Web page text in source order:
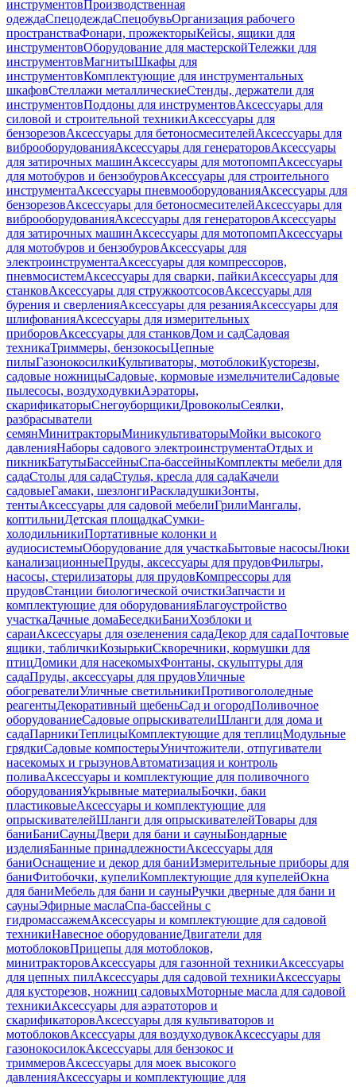
инструментовПроизводственная
одеждаСпецодеждаСпецобувьОрганизация рабочего
пространстваФонари, прожекторыКейсы, ящики для
инструментовОборудование для мастерскойТележки для
инструментовМагнитыШкафы для
инструментовКомплектующие для инструментальных
шкафовСтеллажи металлическиеСтенды, держатели для
инструментовПоддоны для инструментовАксессуары для
силовой и строительной техникиАксессуары для
бензорезовАксессуары для бетоносмесителейАксессуары для
виброоборудованияАксессуары для генераторовАксессуары
для затирочных машинАксессуары для мотопомпАксессуары
для мотобуров и бензобуровАксессуары для строительного
инструментаАксессуары пневмооборудованияАксессуары для
бензорезовАксессуары для бетоносмесителейАксессуары для
виброоборудованияАксессуары для генераторовАксессуары
для затирочных машинАксессуары для мотопомпАксессуары
для мотобуров и бензобуровАксессуары для
электроинструментаАксессуары для компрессоров,
пневмосистемАксессуары для сварки, пайкиАксессуары для
станковАксессуары для стружкоотсосовАксессуары для
бурения и сверленияАксессуары для резанияАксессуары для
шлифованияАксессуары для измерительных
приборовАксессуары для станковДом и садСадовая
техникаТриммеры, бензокосыЦепные
пилыГазонокосилкиКультиваторы, мотоблокиКусторезы,
садовые ножницыСадовые, кормовые измельчителиСадовые
пылесосы, воздуходувкиАэраторы,
скарификаторыСнегоуборщикиДровоколыСеялки,
разбрасыватели
семянМинитракторыМиникультиваторыМойки высокого
давленияНаборы садового электроинструментаОтдых и
пикникБатутыБассейныСпа-бассейныКомплекты мебели для
садаСтолы для садаСтулья, кресла для садаКачели
садовыеГамаки, шезлонгиРаскладушкиЗонты,
тентыАксессуары для садовой мебелиГрилиМангалы,
коптильниДетская площадкаСумки-
холодильникиПортативные колонки и
аудиосистемыОборудование для участкаБытовые насосыЛюки
канализационныеПруды, аксессуары для прудовФильтры,
насосы, стерилизаторы для прудовКомпрессоры для
прудовСтанции биологической очисткиЗапчасти и
комплектующие для оборудованияБлагоустройство
участкаДачные домаБеседкиБаниХозблоки и
сараиАксессуары для озеленения садаДекор для садаПочтовые
ящики, табличкиКозырькиСкворечники, кормушки для
птицДомики для насекомыхФонтаны, скульптуры для
садаПруды, аксессуары для прудовУличные
обогревателиУличные светильникиПротивогололедные
реагентыДекоративный щебеньСад и огородПоливочное
оборудованиеСадовые опрыскивателиШланги для дома и
садаПарникиТеплицыКомплектующие для теплицМодульные
грядкиСадовые компостерыУничтожители, отпугиватели
насекомых и грызуновАвтоматизация и контроль
поливаАксессуары и комплектующие для поливочного
оборудованияУкрывные материалыБочки, баки
пластиковыеАксессуары и комплектующие для
опрыскивателейШланги для опрыскивателейТовары для
баниБаниСауныДвери для бани и сауныБондарные
изделияБанные принадлежностиАксессуары для
баниОснащение и декор для баниИзмерительные приборы для
баниФитобочки, купелиКомплектующие для купелейОкна
для баниМебель для бани и сауныРучки дверные для бани и
сауныЭфирные маслаСпа-бассейны с
гидромассажемАксессуары и комплектующие для садовой
техникиНавесное оборудованиеДвигатели для
мотоблоковПрицепы для мотоблоков,
минитракторовАксессуары для газонной техникиАксессуары
для цепных пилАксессуары для садовой техникиАксессуары
для кусторезов, ножниц садовыхМоторные масла для садовой
техникиАксессуары для аэратоторов и
скарификаторовАксессуары для культиваторов и
мотоблоковАксессуары для воздуходувокАксессуары для
газонокосилокАксессуары для бензокос и
триммеровАксессуары для моек высокого
давленияАксессуары и комплектующие для